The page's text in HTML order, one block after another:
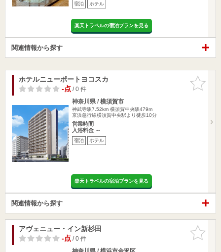
宿泊 ホテル
楽天トラベルの宿泊プランを見る
関連情報から探す
お気に入
りに追加
ホテルニューポートヨコスカ
-点/ 0 件
神奈川県 / 横須賀市
神武寺駅7.52km 横須賀中央駅479m
京浜急行線横須賀中央駅より徒歩10分
営業時間
入浴料金 ～
宿泊 ホテル
楽天トラベルの宿泊プランを見る
関連情報から探す
お気に入
りに追加
アヴェニュー・イン新杉田
-点/ 0 件